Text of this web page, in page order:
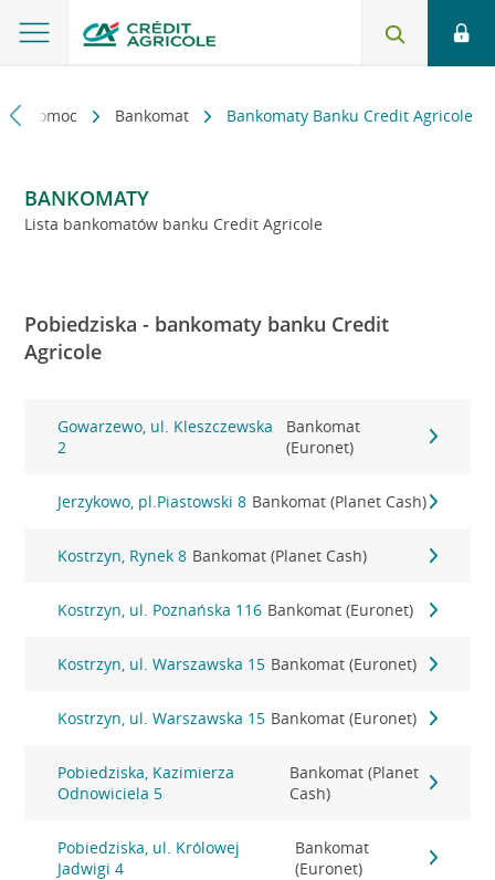
i pomoc Bankomat Bankomaty Banku Credit Agricole
BANKOMATY
Lista bankomatów banku Credit Agricole
Pobiedziska - bankomaty banku Credit
Agricole
Gowarzewo, ul. Kleszczewska
2
Bankomat
(Euronet)
Jerzykowo, pl.Piastowski 8 Bankomat (Planet Cash)
Kostrzyn, Rynek 8 Bankomat (Planet Cash)
Kostrzyn, ul. Poznańska 116 Bankomat (Euronet)
Kostrzyn, ul. Warszawska 15 Bankomat (Euronet)
Kostrzyn, ul. Warszawska 15 Bankomat (Euronet)
Pobiedziska, Kazimierza
Odnowiciela 5
Bankomat (Planet
Cash)
Pobiedziska, ul. Królowej
Jadwigi 4
Bankomat
(Euronet)